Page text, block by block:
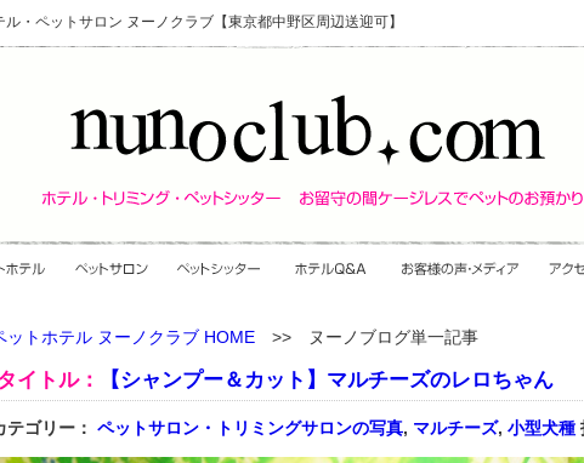
・ペットサロン ヌーノクラブ【東京都中野区周辺送迎可】
ットホテル ヌーノクラブ HOME >> ヌーノブログ単一記事
イトル： 【シャンプー＆カット】マルチーズのレロちゃん
テゴリー： ペットサロン・トリミングサロンの写真, マルチーズ, 小型犬種